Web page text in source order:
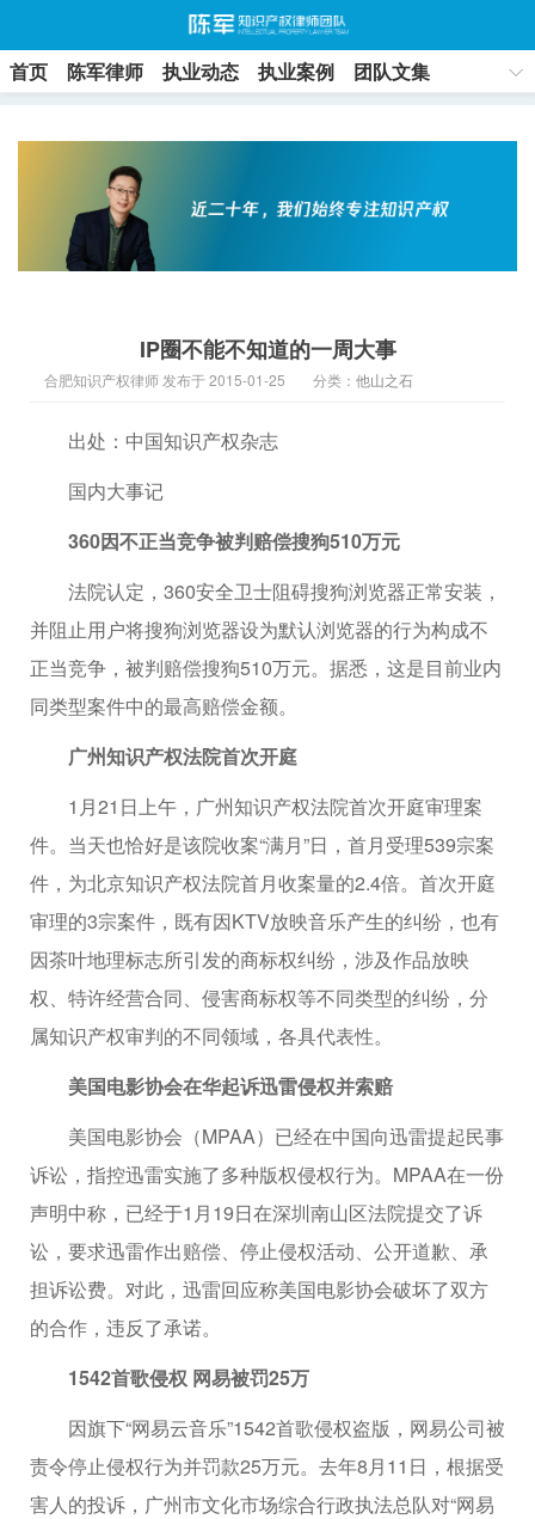
首页 陈军律师 执业动态 执业案例
团队文集
IP圈不能不知道的一周大事
合肥知识产权律师 发布于 2015-01-25 分类： 他山之石
出处：中国知识产权杂志
国内大事记
360因不正当竞争被判赔偿搜狗510万元
法院认定，360安全卫士阻碍搜狗浏览器正常安装，
并阻止用户将搜狗浏览器设为默认浏览器的行为构成不
正当竞争，被判赔偿搜狗510万元。据悉，这是目前业内
同类型案件中的最高赔偿金额。
广州知识产权法院首次开庭
1月21日上午，广州知识产权法院首次开庭审理案
件。当天也恰好是该院收案“满月”日，首月受理539宗案
件，为北京知识产权法院首月收案量的2.4倍。首次开庭
审理的3宗案件，既有因KTV放映音乐产生的纠纷，也有
因茶叶地理标志所引发的商标权纠纷，涉及作品放映
权、特许经营合同、侵害商标权等不同类型的纠纷，分
属知识产权审判的不同领域，各具代表性。
美国电影协会在华起诉迅雷侵权并索赔
美国电影协会（MPAA）已经在中国向迅雷提起民事
诉讼，指控迅雷实施了多种版权侵权行为。MPAA在一份
声明中称，已经于1月19日在深圳南山区法院提交了诉
讼，要求迅雷作出赔偿、停止侵权活动、公开道歉、承
担诉讼费。对此，迅雷回应称美国电影协会破坏了双方
的合作，违反了承诺。
1542首歌侵权 网易被罚25万
因旗下“网易云音乐”1542首歌侵权盗版，网易公司被
责令停止侵权行为并罚款25万元。去年8月11日，根据受
害人的投诉，广州市文化市场综合行政执法总队对“网易